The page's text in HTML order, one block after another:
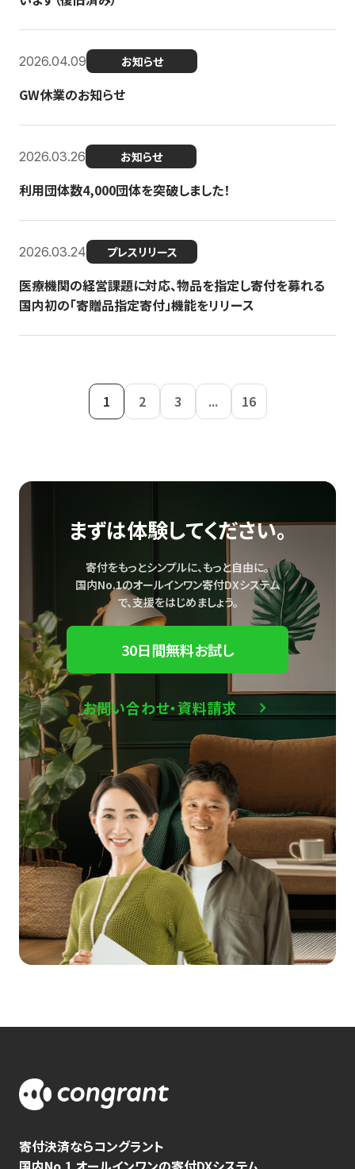
2026.04.09 お知らせ
GW休業のお知らせ
2026.03.26 お知らせ
利用団体数4,000団体を突破しました！
2026.03.24 プレスリリース
医療機関の経営課題に対応、物品を指定し寄付を募れる
国内初の「寄贈品指定寄付」機能をリリース
1 2 3 ... 16
まずは体験してください。
寄付をもっとシンプルに、もっと自由に。
国内No.1のオールインワン寄付DXシステム
で、支援をはじめましょう。
30日間無料お試し
お問い合わせ・資料請求
寄付決済ならコングラント